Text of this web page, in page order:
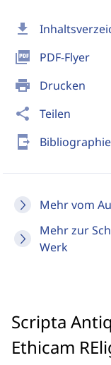
download
picture_as_pdf PDF-Flyer
print Drucken
share Teilen
send_to_mobile
Mehr vom
Mehr zur
Werk
Scripta
Ethicam